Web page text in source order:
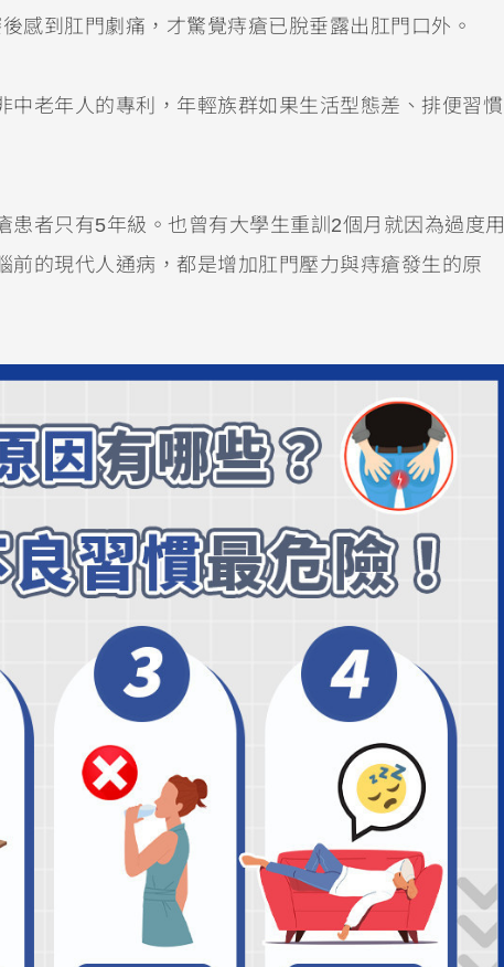
感到肛門劇痛，才驚覺痔瘡已脫垂露出肛門口外。
中老年人的專利，年輕族群如果生活型態差、排便習慣
者只有5年級。也曾有大學生重訓2個月就因為過度用
的現代人通病，都是增加肛門壓力與痔瘡發生的原